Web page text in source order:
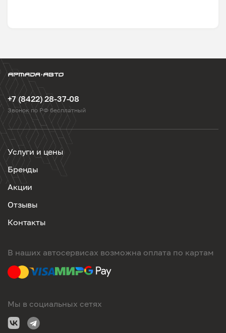
+7 (8422) 28-37-08
Звонок по РФ бесплатный
Услуги и цены
Бренды
Акции
Отзывы
Контакты
В наших автосервисах возможна оплата по картам
Мы в социальных сетях